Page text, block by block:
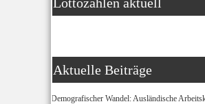
Aktuelle Beiträge
Demografischer Wandel: Ausländische